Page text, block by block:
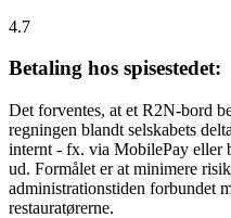
4.7
Betaling hos spisestedet:
Det forventes, at et R2N-bord
regningen blandt selskabets
internt - fx. via MobilePay eller
ud. Formålet er at minimere
administrationstiden forbundet
restauratørerne.